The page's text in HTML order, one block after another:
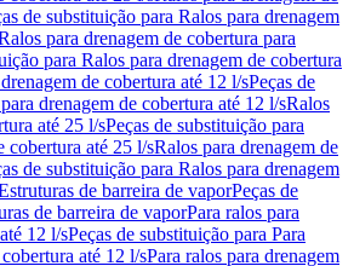
de substituição para Ralos para drenagem
para drenagem de cobertura para
para Ralos para drenagem de cobertura
de cobertura até 12 l/sPeças de
drenagem de cobertura até 12 l/sRalos
até 25 l/sPeças de substituição para
cobertura até 25 l/sRalos para drenagem de
de substituição para Ralos para drenagem
de barreira de vaporPeças de
de barreira de vaporPara ralos para
12 l/sPeças de substituição para Para
até 12 l/sPara ralos para drenagem